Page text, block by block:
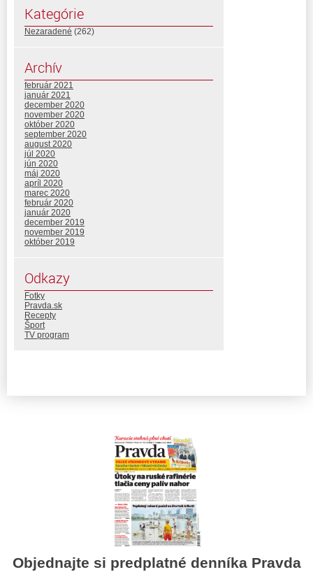
Kategórie
Nezaradené (262)
Archív
február 2021
január 2021
december 2020
november 2020
október 2020
september 2020
august 2020
júl 2020
jún 2020
máj 2020
apríl 2020
marec 2020
február 2020
január 2020
december 2019
november 2019
október 2019
Odkazy
Fotky
Pravda.sk
Recepty
Šport
TV program
Objednajte si predplatné denníka Pravda